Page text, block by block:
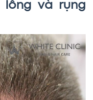
lông và rụng